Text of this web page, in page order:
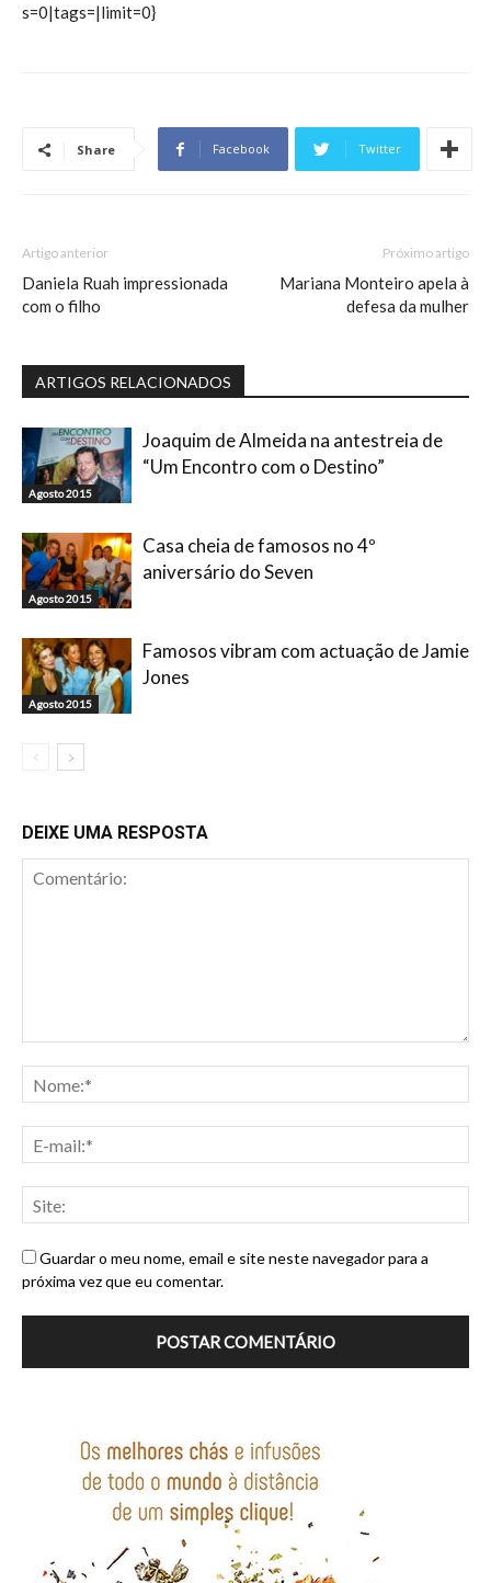
s=0|tags=|limit=0}
Share Facebook Twitter
Artigo anterior
Daniela Ruah impressionada
com o filho
Próximo artigo
Mariana Monteiro apela à
defesa da mulher
ARTIGOS RELACIONADOS
Agosto 2015
Joaquim de Almeida na antestreia de
“Um Encontro com o Destino”
Agosto 2015
Casa cheia de famosos no 4º
aniversário do Seven
Agosto 2015
Famosos vibram com actuação de Jamie
Jones
DEIXE UMA RESPOSTA
Guardar o meu nome, email e site neste navegador para a
próxima vez que eu comentar.